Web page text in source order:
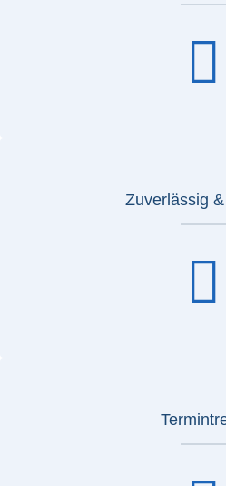
Zuverlässig